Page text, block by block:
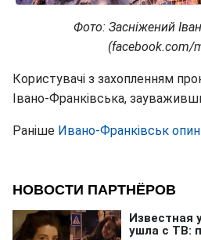
Фото: Засніжений
(facebook.com/
Користувачі з захопленням
Івано-Франківська,
Раніше Ивано-Франківськ